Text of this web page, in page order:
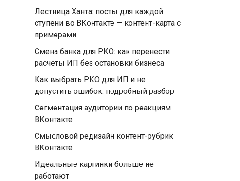
Лестница Ханта: посты для каждой
ступени во ВКонтакте — контент-карта с
примерами
Смена банка для РКО: как перенести
расчёты ИП без остановки бизнеса
Как выбрать РКО для ИП и не
допустить ошибок: подробный разбор
Сегментация аудитории по реакциям
ВКонтакте
Смысловой редизайн контент-рубрик
ВКонтакте
Идеальные картинки больше не
работают